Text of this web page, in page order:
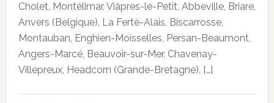
Cholet, Montélimar, Viâpres-le-Petit, Abbeville, Briare,
Anvers (Belgique), La Ferté-Alais, Biscarrosse,
Montauban, Enghien-Moisselles, Persan-Beaumont,
Angers-Marcé, Beauvoir-sur-Mer, Chavenay-
Villepreux, Headcorn (Grande-Bretagne), […]